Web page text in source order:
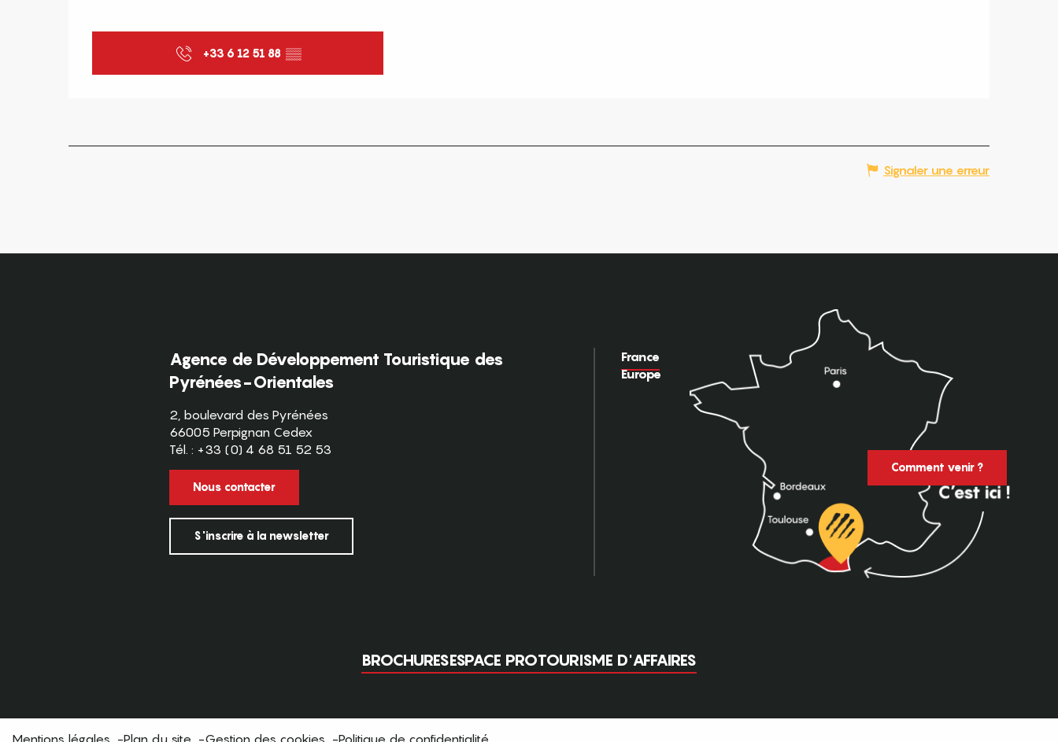
+33 6 12 51 88 ▒▒
Signaler une erreur
Agence de Développement Touristique des
Pyrénées-Orientales
2, boulevard des Pyrénées
66005 Perpignan Cedex
Tél. : +33 (0) 4 68 51 52 53
Nous contacter
S'inscrire à la newsletter
France
Europe
Comment venir ?
BROCHURESESPACE PROTOURISME D'AFFAIRES
Mentions légales Plan du site Gestion des cookies Politique de confidentialité